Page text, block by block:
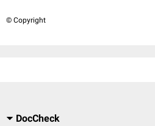
© Copyright
DocCheck